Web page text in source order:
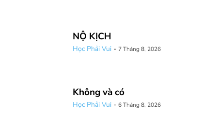
NỘ KỊCH
Học Phải Vui - 7 Tháng 8, 2026
Không và có
Học Phải Vui - 6 Tháng 8, 2026